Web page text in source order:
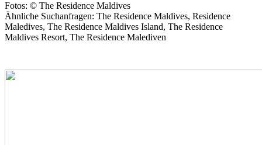
Fotos: © The Residence Maldives
Ähnliche Suchanfragen: The Residence Maldives, Residence
Maledives, The Residence Maldives Island, The Residence
Maldives Resort, The Residence Malediven